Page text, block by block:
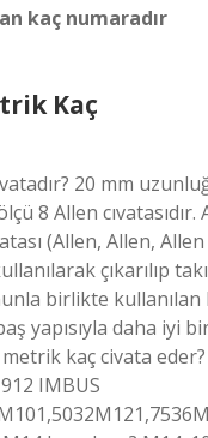
kaç numaradır
Kaç
20 mm
8 Allen cıvatasıdır.
(Allen, Allen, Allen
çıkarılıp
birlikte kullanılan
yapısıyla daha iyi
kaç civata
IMBUS